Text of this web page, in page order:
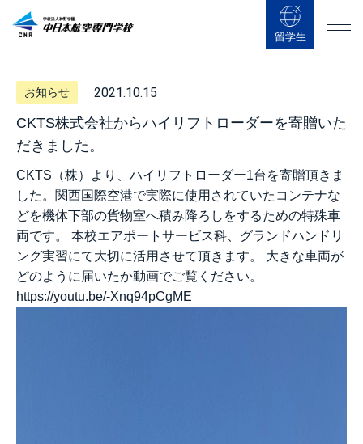
留学生
お知らせ 2021.10.15
CKTS株式会社からハイリフトローダーを寄贈いた
だきました。
CKTS（株）より、ハイリフトローダー1台を寄贈頂きま
した。関西国際空港で実際に使用されていたコンテナな
どを機体下部の貨物室へ積み降ろしをするための特殊車
両です。 本校エアポートサービス科、グランドハンドリ
ング実習にて大切に活用させて頂きます。 大きな車両が
どのように届いたか動画でご覧ください。
https://youtu.be/-Xnq94pCgME